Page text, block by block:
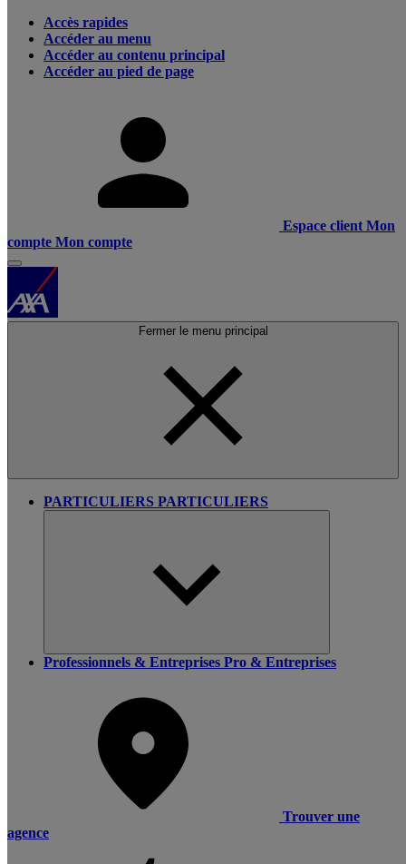
Accès rapides
Accéder au menu
Accéder au contenu principal
Accéder au pied de page
Espace client Mon
compte Mon compte
Fermer le menu principal
PARTICULIERS PARTICULIERS
Professionnels & Entreprises Pro & Entreprises
Trouver une
agence